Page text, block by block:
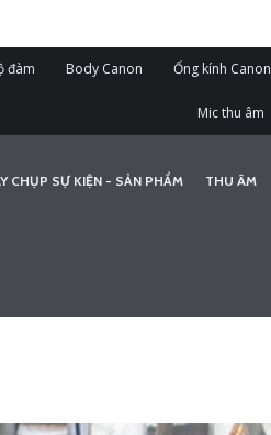
đàm Body Canon Ống kính Canon
Mic thu âm
CHỤP SỰ KIỆN - SẢN PHẨM THU ÂM